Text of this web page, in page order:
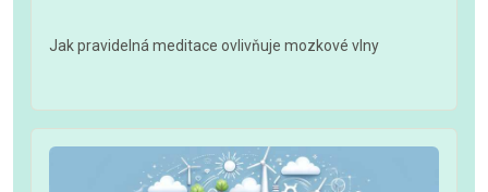
Jak pravidelná meditace ovlivňuje mozkové vlny